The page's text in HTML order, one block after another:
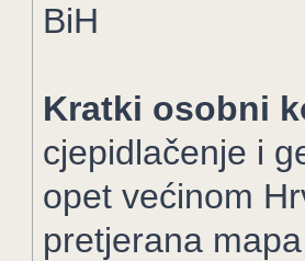
BiH
Kratki osobni
cjepidlačenje i
opet većinom
pretjerana